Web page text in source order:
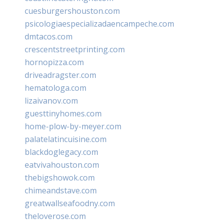
cuesburgershouston.com
psicologiaespecializadaencampeche.com
dmtacos.com
crescentstreetprinting.com
hornopizza.com
driveadragster.com
hematologa.com
lizaivanov.com
guesttinyhomes.com
home-plow-by-meyer.com
palatelatincuisine.com
blackdoglegacy.com
eatvivahouston.com
thebigshowok.com
chimeandstave.com
greatwallseafoodny.com
theloverose.com